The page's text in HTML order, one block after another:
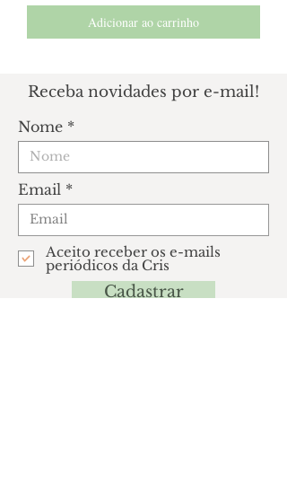
Adicionar ao carrinho
Receba novidades por e-mail!
Nome
Email
Aceito receber os e-mails
periódicos da Cris
Cadastrar